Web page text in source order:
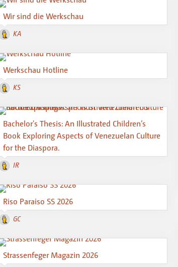
Wir sind die Werkschau
KA
Werkschau Hotline
KS
Bachelor's Thesis: An Illustrated Children’s
Book Exploring Aspects of Venezuelan Culture
for the Diaspora.
IR
Riso Paraiso SS 2026
GC
Strassenfeger Magazin 2026